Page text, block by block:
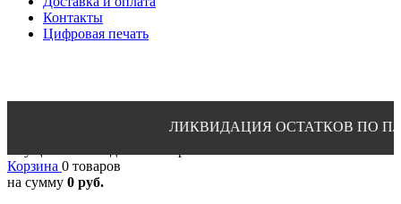
Контакты
Цифровая печать
ЛИКВИДАЦИЯ ОСТАТКОВ ПО
8(4932)24-51-34 (многоканальный)
Корзина 0 товаров
на сумму 0 руб.